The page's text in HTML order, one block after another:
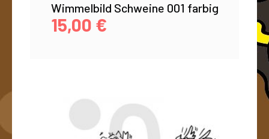
Wimmelbild Schweine 001 farbig
15,00 €